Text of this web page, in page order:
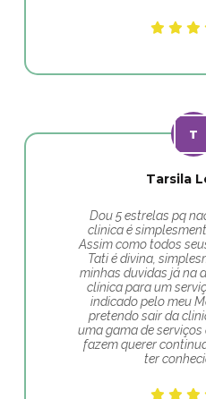
Tarsila
Dou 5 estrelas pq
clinica é
Assim como todos
Tati é divina,
minhas duvidas já na
clínica para um
indicado pelo meu
pretendo sair da
uma gama de
fazem querer
ter